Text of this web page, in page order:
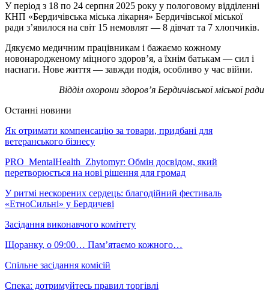
У період з 18 по 24 серпня 2025 року у пологовому відділенні
КНП «Бердичівська міська лікарня» Бердичівської міської
ради з’явилося на світ 15 немовлят — 8 дівчат та 7 хлопчиків.
Дякуємо медичним працівникам і бажаємо кожному
новонародженому міцного здоров’я, а їхнім батькам — сил і
наснаги. Нове життя — завжди подія, особливо у час війни.
Відділ охорони здоров’я Бердичівської міської ради
Останні новини
Як отримати компенсацію за товари, придбані для
ветеранського бізнесу
PRO_MentalHealth_Zhytomyr: Обмін досвідом, який
перетворюється на нові рішення для громад
У ритмі нескорених сердець: благодійний фестиваль
«ЕтноСильні» у Бердичеві
Засідання виконавчого комітету
Щоранку, о 09:00… Пам’ятаємо кожного…
Спільне засідання комісій
Спека: дотримуйтесь правил торгівлі